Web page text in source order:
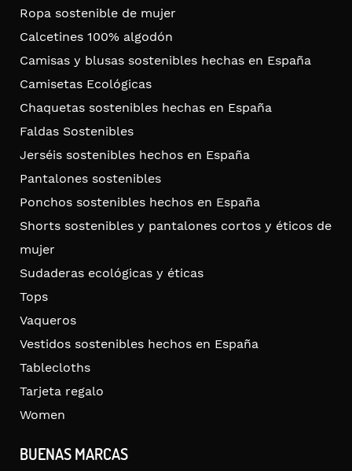
Ropa sostenible de mujer
Calcetines 100% algodón
Camisas y blusas sostenibles hechas en España
Camisetas Ecológicas
Chaquetas sostenibles hechas en España
Faldas Sostenibles
Jerséis sostenibles hechos en España
Pantalones sostenibles
Ponchos sostenibles hechos en España
Shorts sostenibles y pantalones cortos y éticos de
mujer
Sudaderas ecológicas y éticas
Tops
Vaqueros
Vestidos sostenibles hechos en España
Tablecloths
Tarjeta regalo
Women
BUENAS MARCAS